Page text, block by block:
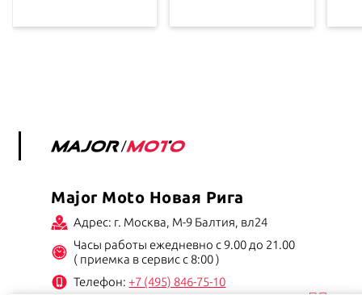
Major Moto Новая Рига
Адрес: г. Москва, М-9 Балтия, вл24
Часы работы ежедневно с 9.00 до 21.00
( приемка в сервис с 8:00 )
Телефон:+7 (495) 846-75-10